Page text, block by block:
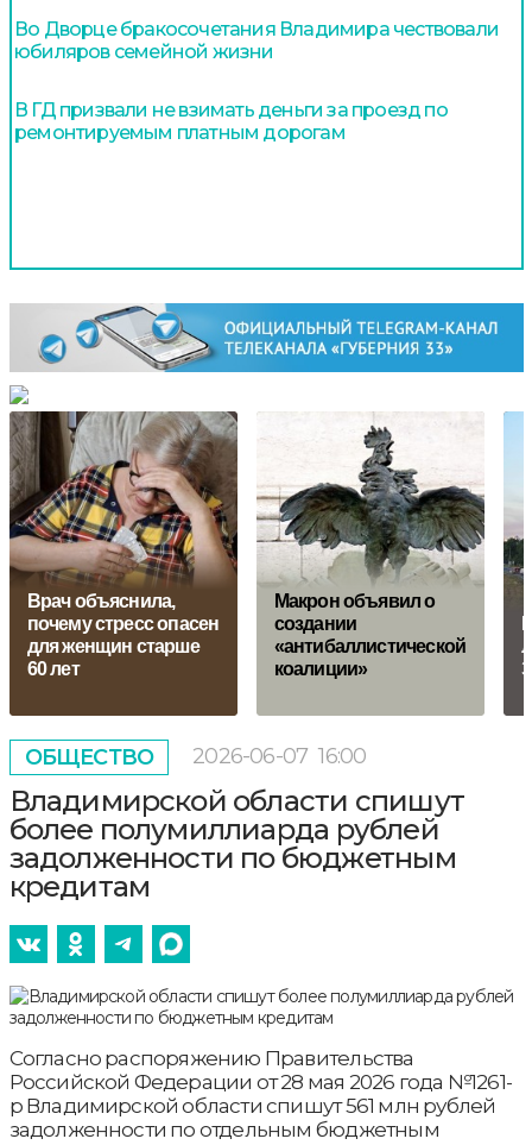
Во Дворце бракосочетания Владимира чествовали
юбиляров семейной жизни
В ГД призвали не взимать деньги за проезд по
ремонтируемым платным дорогам
Врач объяснила,
почему стресс опасен
для женщин старше
60 лет
Макрон объявил о
создании
«антибаллистической
коалиции»
ОБЩЕСТВО 2026-06-07 16:00
Владимирской области спишут
более полумиллиарда рублей
задолженности по бюджетным
кредитам
Согласно распоряжению Правительства
Российской Федерации от 28 мая 2026 года №1261-
р Владимирской области спишут 561 млн рублей
задолженности по отдельным бюджетным